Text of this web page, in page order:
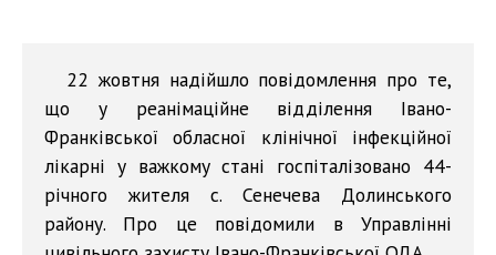
22 жовтня надійшло повідомлення про те,
що у реанімаційне відділення Івано-
Франківської обласної клінічної інфекційної
лікарні у важкому стані госпіталізовано 44-
річного жителя с. Сенечева Долинського
району. Про це повідомили в Управлінні